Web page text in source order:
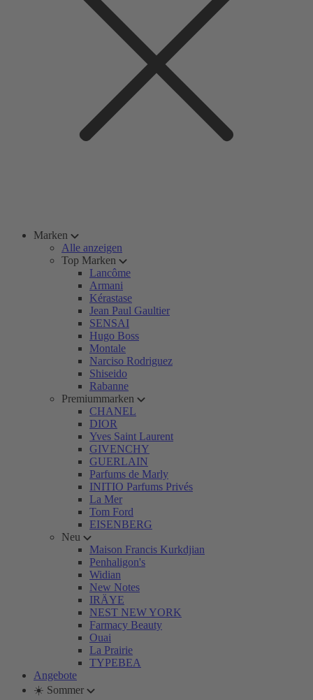
Marken
Alle anzeigen
Top Marken
Lancôme
Armani
Kérastase
Jean Paul Gaultier
SENSAI
Hugo Boss
Montale
Narciso Rodriguez
Shiseido
Rabanne
Premiummarken
CHANEL
DIOR
Yves Saint Laurent
GIVENCHY
GUERLAIN
Parfums de Marly
INITIO Parfums Privés
La Mer
Tom Ford
EISENBERG
Neu
Maison Francis Kurkdjian
Penhaligon's
Widian
New Notes
IRÄYE
NEST NEW YORK
Farmacy Beauty
Ouai
La Prairie
TYPEBEA
Angebote
☀️ Sommer